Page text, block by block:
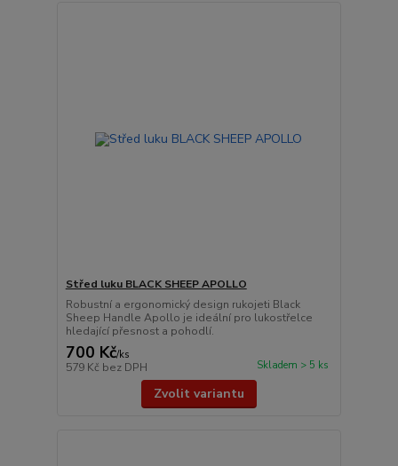
Střed luku BLACK SHEEP APOLLO
Robustní a ergonomický design rukojeti Black
Sheep Handle Apollo je ideální pro lukostřelce
hledající přesnost a pohodlí.
700 Kč/ks
579 Kč bez DPH Skladem > 5 ks
Zvolit variantu